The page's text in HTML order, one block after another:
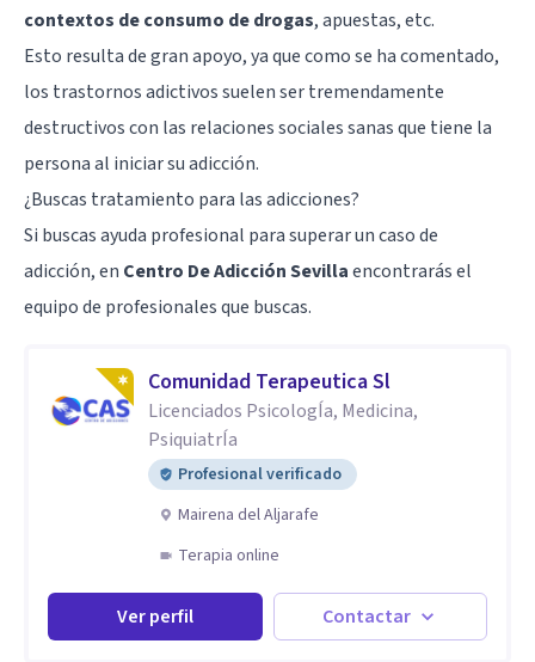
contextos de consumo de drogas, apuestas, etc.
Esto resulta de gran apoyo, ya que como se ha comentado,
los trastornos adictivos suelen ser tremendamente
destructivos con las relaciones sociales sanas que tiene la
persona al iniciar su adicción.
¿Buscas tratamiento para las adicciones?
Si buscas ayuda profesional para superar un caso de
adicción, en Centro De Adicción Sevillaencontrarás el
equipo de profesionales que buscas.
Comunidad Terapeutica Sl
Licenciados PsicologÍa, Medicina,
PsiquiatrÍa
Profesional verificado
Mairena del Aljarafe
Terapia online
Ver perfil Contactar